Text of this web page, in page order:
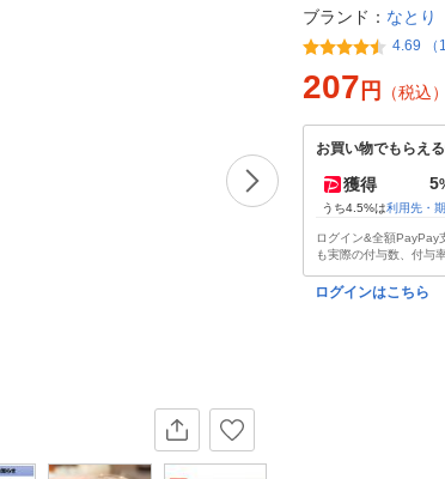
ブランド： なとり
4.69 （
207 円 （税込）
お買い物でもらえ
獲得 5
うち4.5%は利用先・
ログイン&全額PayPay
も実際の付与数、付与
ログインはこちら